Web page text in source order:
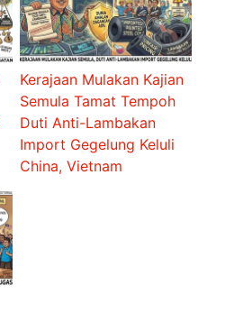
Kerajaan Mulakan Kajian
Semula Tamat Tempoh
Duti Anti-Lambakan
Import Gegelung Keluli
China, Vietnam